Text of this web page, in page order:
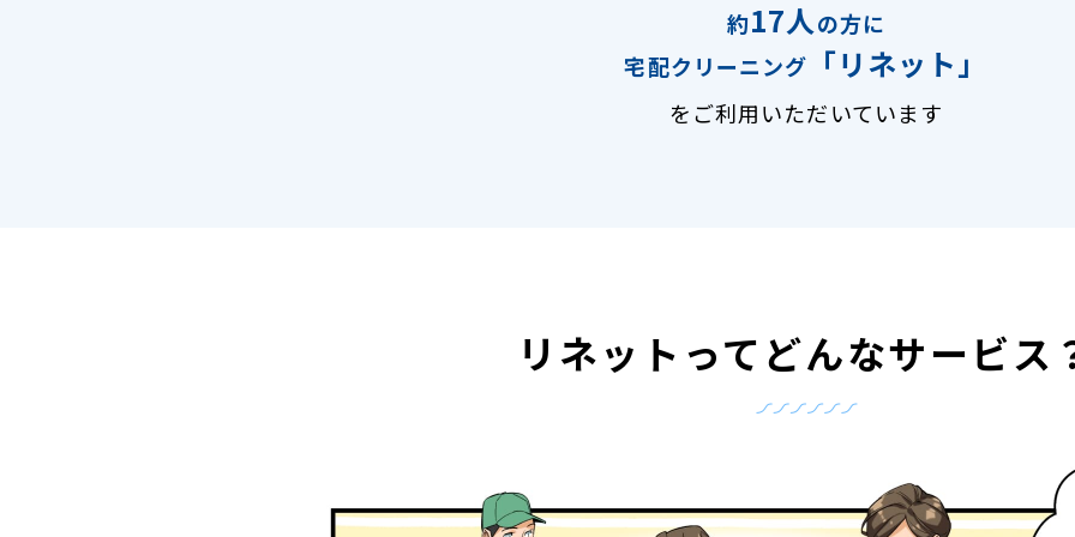
約17人の方に
宅配クリーニング
「リネット」
をご利用いただいています
リネットってどんなサービス